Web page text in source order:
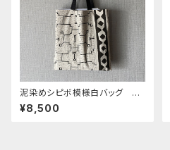
泥染めシピボ模様白バッグ 柔
らかいアナコンダ白 31x32c
m ぺたんこシピボバッグ
¥8,500